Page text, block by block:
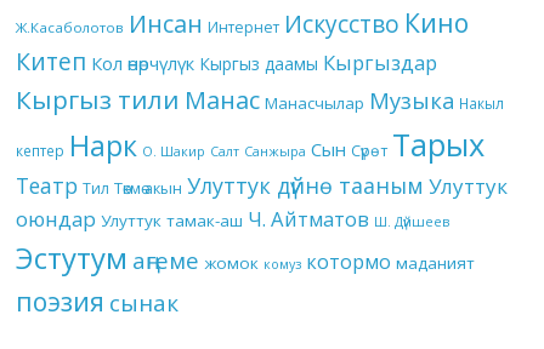
Ж.Касаболотов Инсан Интернет Искусство Кино
Китеп Кол өнөрчүлүк Кыргыз даамы Кыргыздар
Кыргыз тили Манас Манасчылар Музыка Накыл
кептер Нарк О. Шакир Салт Санжыра Сын Сүрөт Тарых
Театр Тил Төкмө акын Улуттук дүйнө тааным Улуттук
оюндар Улуттук тамак-аш Ч. Айтматов Ш. Дүйшеев
Эстутум аңгеме жомок комуз котормо маданият
поэзия сынак